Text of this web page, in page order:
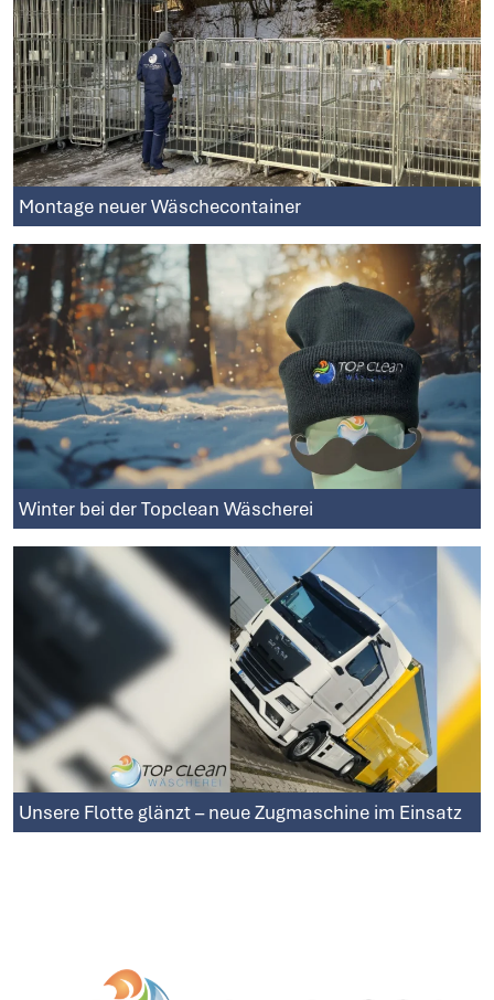
Montage neuer Wäschecontainer
Winter bei der Topclean Wäscherei
Unsere Flotte glänzt – neue Zugmaschine im Einsatz